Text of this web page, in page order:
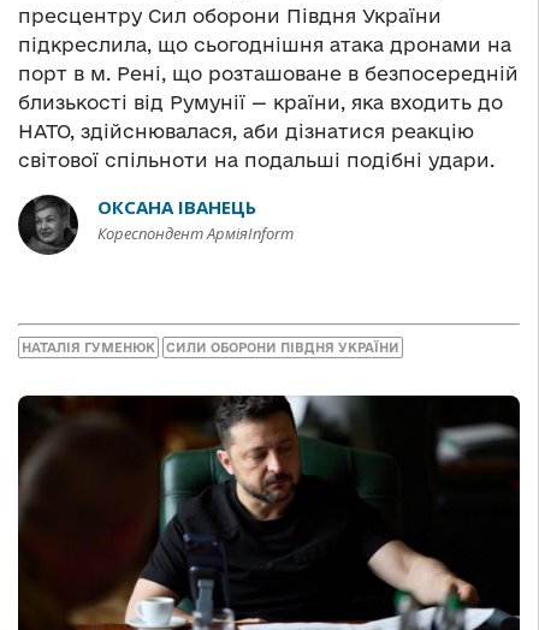
пресцентру Сил оборони Півдня України
підкреслила, що сьогоднішня атака дронами на
порт в м. Рені, що розташоване в безпосередній
близькості від Румунії — країни, яка входить до
НАТО, здійснювалася, аби дізнатися реакцію
світової спільноти на подальші подібні удари.
ОКСАНА ІВАНЕЦЬ
Кореспондент АрміяInform
НАТАЛІЯ ГУМЕНЮК СИЛИ ОБОРОНИ ПІВДНЯ УКРАЇНИ